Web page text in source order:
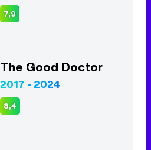
7,9
The Good Doctor
2017 - 2024
8,4